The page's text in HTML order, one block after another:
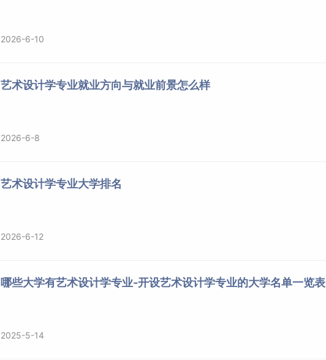
2026-6-10
艺术设计学专业就业方向与就业前景怎么样
2026-6-8
艺术设计学专业大学排名
2026-6-12
哪些大学有艺术设计学专业-开设艺术设计学专业的大学名单一览表
2025-5-14